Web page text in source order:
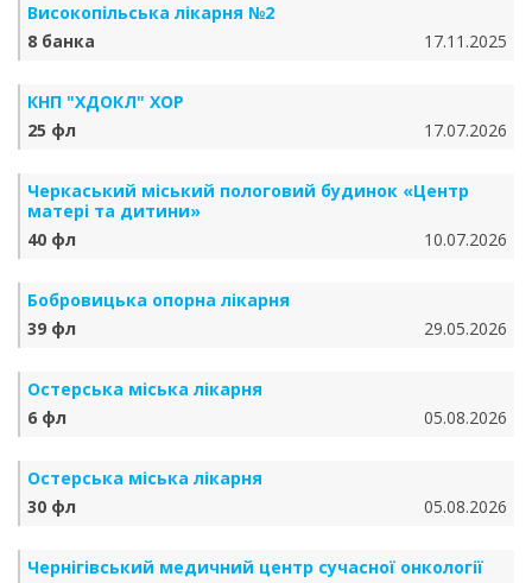
Високопільська лікарня №2
8 банка
17.11.2025
КНП "ХДОКЛ" ХОР
25 фл
17.07.2026
Черкаський міський пологовий будинок «Центр
матері та дитини»
40 фл
10.07.2026
Бобровицька опорна лікарня
39 фл
29.05.2026
Остерська міська лікарня
6 фл
05.08.2026
Остерська міська лікарня
30 фл
05.08.2026
Чернігівський медичний центр сучасної онкології